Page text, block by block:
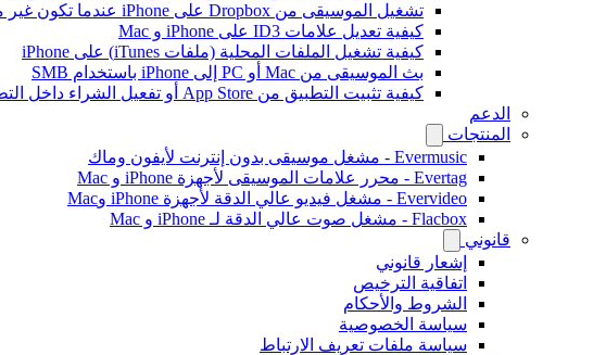
تشغيل الموسيقى من Dropbox على iPhone عندما تكون غير متصل بالإنترنت
كيفية تعديل علامات ID3 على iPhone و Mac
كيفية تشغيل الملفات المحلية (ملفات iTunes) على iPhone
بث الموسيقى من Mac أو PC إلى iPhone باستخدام SMB
كيفية تثبيت التطبيق من App Store أو تفعيل الشراء داخل التطبيق باستخدام رمز استرداد ترويجي
الدعم
المنتجات
Evermusic - مشغل موسيقى بدون إنترنت لأيفون وماك
Evertag - محرر علامات الموسيقى لأجهزة iPhone و Mac
Evervideo - مشغل فيديو عالي الدقة لأجهزة iPhone وMac
Flacbox - مشغل صوت عالي الدقة لـ iPhone و Mac
قانوني
إشعار قانوني
اتفاقية الترخيص
الشروط والأحكام
سياسة الخصوصية
سياسة ملفات تعريف الارتباط